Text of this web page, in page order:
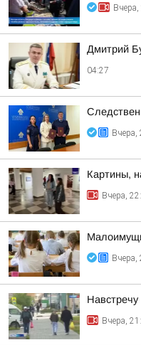
Дмитрий
04:27
Вчера,
Картины,
Вчера,
Вчера,
Вчера,